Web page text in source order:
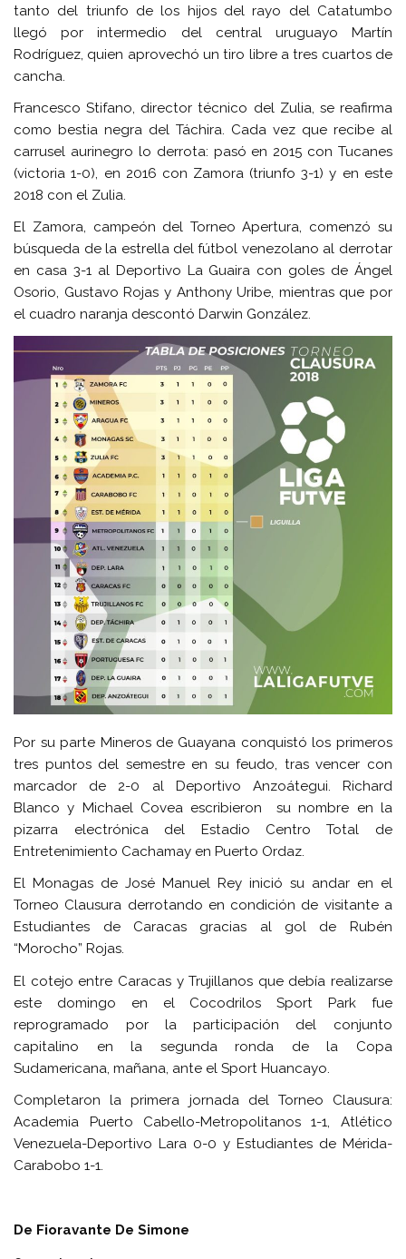
tanto del triunfo de los hijos del rayo del Catatumbo
llegó por intermedio del central uruguayo Martín
Rodríguez, quien aprovechó un tiro libre a tres cuartos de
cancha.
Francesco Stifano, director técnico del Zulia, se reafirma
como bestia negra del Táchira. Cada vez que recibe al
carrusel aurinegro lo derrota: pasó en 2015 con Tucanes
(victoria 1-0), en 2016 con Zamora (triunfo 3-1) y en este
2018 con el Zulia.
El Zamora, campeón del Torneo Apertura, comenzó su
búsqueda de la estrella del fútbol venezolano al derrotar
en casa 3-1 al Deportivo La Guaira con goles de Ángel
Osorio, Gustavo Rojas y Anthony Uribe, mientras que por
el cuadro naranja descontó Darwin González.
Por su parte Mineros de Guayana conquistó los primeros
tres puntos del semestre en su feudo, tras vencer con
marcador de 2-0 al Deportivo Anzoátegui. Richard
Blanco y Michael Covea escribieron su nombre en la
pizarra electrónica del Estadio Centro Total de
Entretenimiento Cachamay en Puerto Ordaz.
El Monagas de José Manuel Rey inició su andar en el
Torneo Clausura derrotando en condición de visitante a
Estudiantes de Caracas gracias al gol de Rubén
“Morocho” Rojas.
El cotejo entre Caracas y Trujillanos que debía realizarse
este domingo en el Cocodrilos Sport Park fue
reprogramado por la participación del conjunto
capitalino en la segunda ronda de la Copa
Sudamericana, mañana, ante el Sport Huancayo.
Completaron la primera jornada del Torneo Clausura:
Academia Puerto Cabello-Metropolitanos 1-1, Atlético
Venezuela-Deportivo Lara 0-0 y Estudiantes de Mérida-
Carabobo 1-1.
De Fioravante De Simone